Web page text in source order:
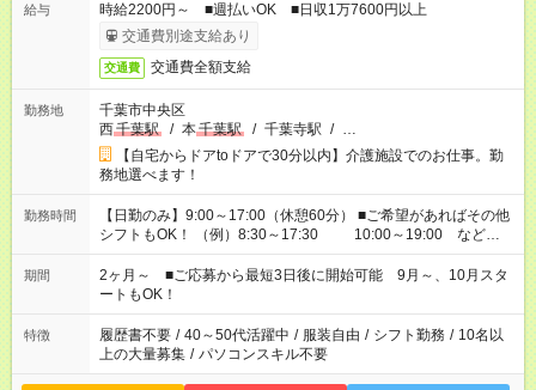
給与
時給2200円～ ■週払いOK ■日収1万7600円以上
交通費別途支給あり
交通費 交通費全額支給
勤務地
千葉市中央区
西千葉駅 / 本千葉駅 / 千葉寺駅 / …
【自宅からドアtoドアで30分以内】介護施設でのお仕事。勤
務地選べます！
勤務時間
【日勤のみ】9:00～17:00（休憩60分） ■ご希望があればその他
シフトもOK！ （例）8:30～17:30 10:00～19:00 など
「家族とお休みを合わせたい」 「できれば残業はしたくない」
など、あなたのご希望に沿ったお仕事をご紹介します！ ※Wワ
ーク希望の方へ 今ご覧のお仕事で希望する勤務時間と、もう1つ
のお仕事の勤務時間。 合計で週40時間を超える場合は応募でき
ません
期間
2ヶ月～ ■ご応募から最短3日後に開始可能 9月～、10月スタ
ートもOK！
特徴 履歴書不要 / 40～50代活躍中 / 服装自由 / シフト勤務 / 10名以
上の大量募集 / パソコンスキル不要